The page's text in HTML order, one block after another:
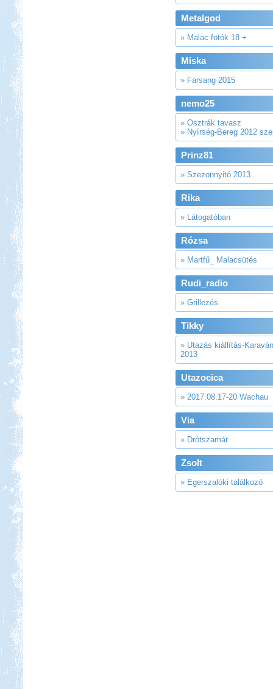
Metalgod
» Malac fotók 18 +
Miska
» Farsang 2015
nemo25
» Osztrák tavasz
» Nyírség-Bereg 2012
Prinz81
» Szezonnyitó 2013
Rika
» Látogatóban
Rózsa
» Martfű_ Malacsütés
Rudi_radio
» Grillezés
Tikky
» Utazás kiállítás-
2013
Utazocica
» 2017.08.17-20 Wachau
Via
» Drótszamár
Zsolt
» Egerszalóki találkozó